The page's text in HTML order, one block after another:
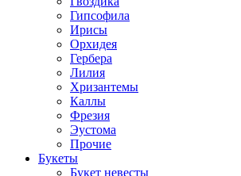
Гипсофила
Ирисы
Орхидея
Гербера
Лилия
Хризантемы
Каллы
Фрезия
Эустома
Прочие
Букеты
Букет невесты